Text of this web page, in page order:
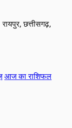
छत्तीसगढ़,
आज का राशिफल